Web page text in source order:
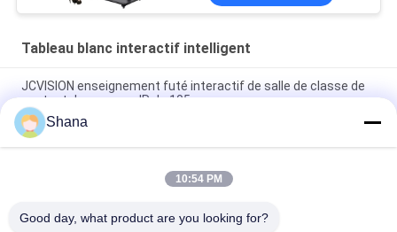
Tableau blanc interactif intelligent
JCVISION enseignement futé interactif de salle de classe de
contact du panneau IR de 105 pouces
Tableau blanc interactif intelligent tout-en-un JCVISION I3 55
pouces avec écran tactile
10 points tactiles Portable Smart Board Zoom Tableau
Shana
10:54 PM
Good day, what product are you looking for?